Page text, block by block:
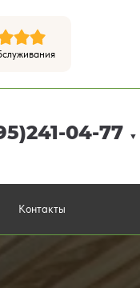
04-77 ▼
Контакты